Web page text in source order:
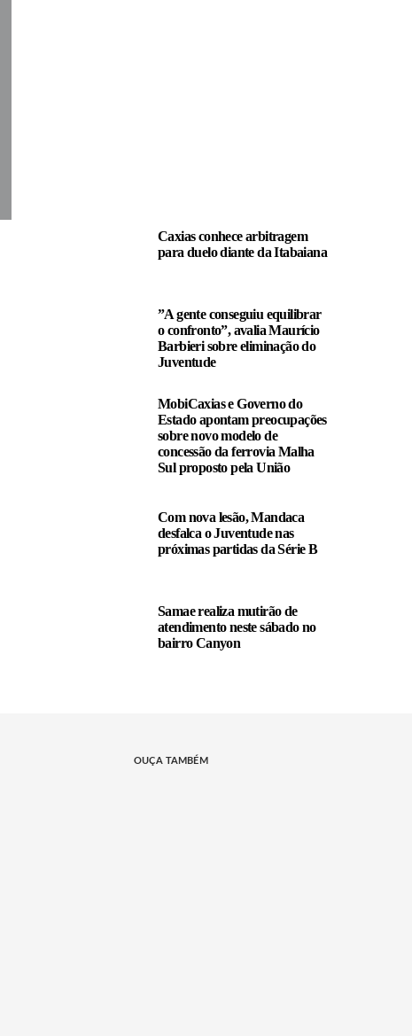
Caxias conhece arbitragem
para duelo diante da Itabaiana
”A gente conseguiu equilibrar
o confronto”, avalia Maurício
Barbieri sobre eliminação do
Juventude
MobiCaxias e Governo do
Estado apontam preocupações
sobre novo modelo de
concessão da ferrovia Malha
Sul proposto pela União
Com nova lesão, Mandaca
desfalca o Juventude nas
próximas partidas da Série B
Samae realiza mutirão de
atendimento neste sábado no
bairro Canyon
OUÇA TAMBÉM